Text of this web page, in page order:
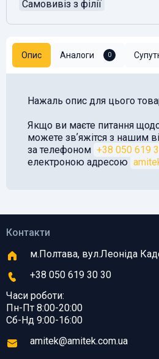
Самовивіз з філії
Опис Аналоги 0
Нажаль опис для цього
Якщо ви маєте питання
можете звʼяжітся з нашим
за телефоном +38 050 619
електроною адресою
Контакти
м.Полтава, вул.Леоніда
+38 050 619 30 30
Часи роботи:
Пн-Пт 8:00-20:00
Сб-Нд 9:00-16:00
amitek@amitek.com.ua